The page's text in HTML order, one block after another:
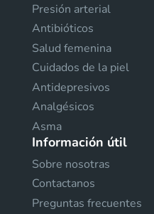
Presión arterial
Antibióticos
Salud femenina
Cuidados de la piel
Antidepresivos
Analgésicos
Asma
Información útil
Sobre nosotras
Contactanos
Preguntas frecuentes